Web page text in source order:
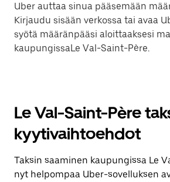
Uber auttaa sinua pääsemään
Kirjaudu sisään verkossa tai avaa
syötä määränpääsi aloittaaksesi
kaupungissaLe Val-Saint-Père.
Le Val-Saint-Père
kyytivaihtoehdot
Taksin saaminen kaupungissa Le
nyt helpompaa Uber-sovelluksen